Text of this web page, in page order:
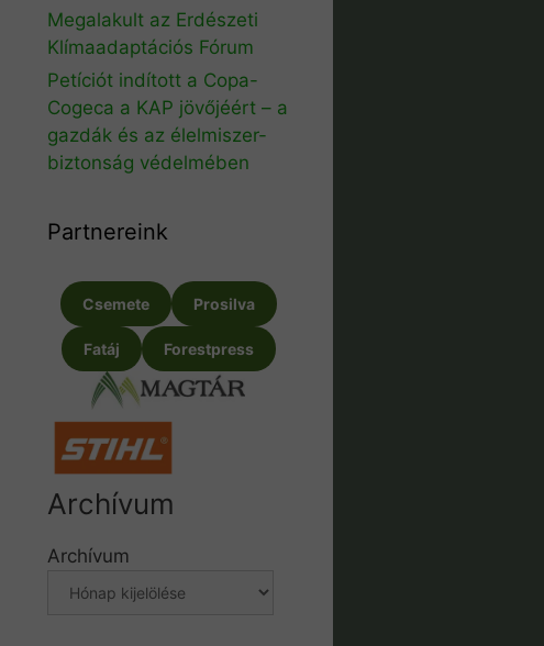
Megalakult az Erdészeti
Klímaadaptációs Fórum
Petíciót indított a Copa-
Cogeca a KAP jövőjéért – a
gazdák és az élelmiszer-
biztonság védelmében
Partnereink
Csemete Prosilva
Fatáj Forestpress
Archívum
Archívum